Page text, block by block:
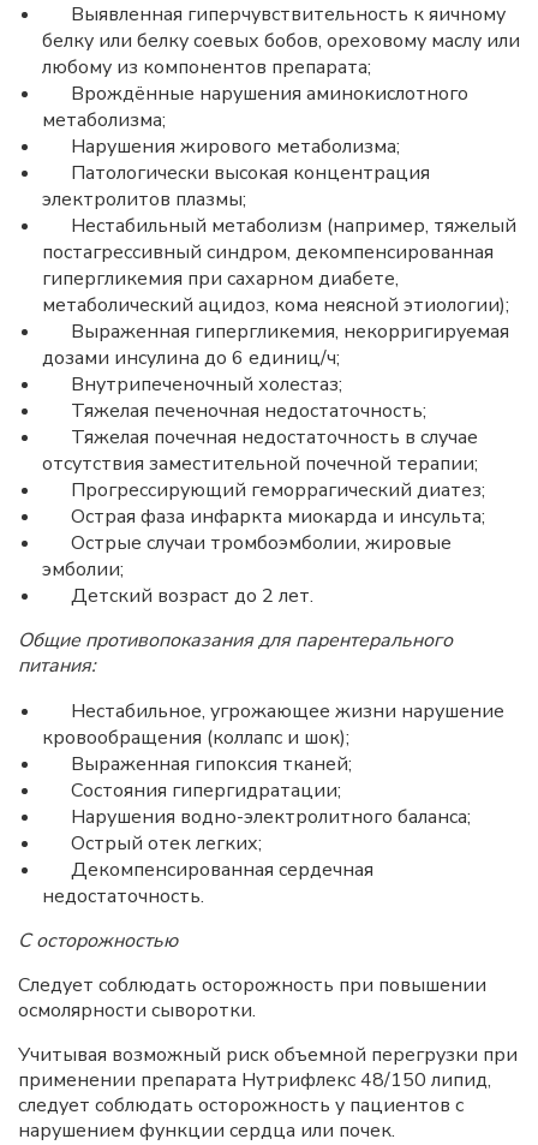
Выявленная гиперчувствительность к яичному
белку или белку соевых бобов, ореховому маслу или
любому из компонентов препарата;
Врождённые нарушения аминокислотного
метаболизма;
Нарушения жирового метаболизма;
Патологически высокая концентрация
электролитов плазмы;
Нестабильный метаболизм (например, тяжелый
постагрессивный синдром, декомпенсированная
гипергликемия при сахарном диабете,
метаболический ацидоз, кома неясной этиологии);
Выраженная гипергликемия, некорригируемая
дозами инсулина до 6 единиц/ч;
Внутрипеченочный холестаз;
Тяжелая печеночная недостаточность;
Тяжелая почечная недостаточность в случае
отсутствия заместительной почечной терапии;
Прогрессирующий геморрагический диатез;
Острая фаза инфаркта миокарда и инсульта;
Острые случаи тромбоэмболии, жировые
эмболии;
Детский возраст до 2 лет.
Общие противопоказания для парентерального
питания:
Нестабильное, угрожающее жизни нарушение
кровообращения (коллапс и шок);
Выраженная гипоксия тканей;
Состояния гипергидратации;
Нарушения водно-электролитного баланса;
Острый отек легких;
Декомпенсированная сердечная
недостаточность.
С осторожностью
Следует соблюдать осторожность при повышении
осмолярности сыворотки.
Учитывая возможный риск объемной перегрузки при
применении препарата Нутрифлекс 48/150 липид,
следует соблюдать осторожность у пациентов с
нарушением функции сердца или почек.